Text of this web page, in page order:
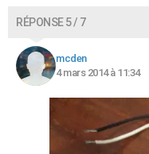
RÉPONSE 5 / 7
mcden
4 mars 2014 à 11:34